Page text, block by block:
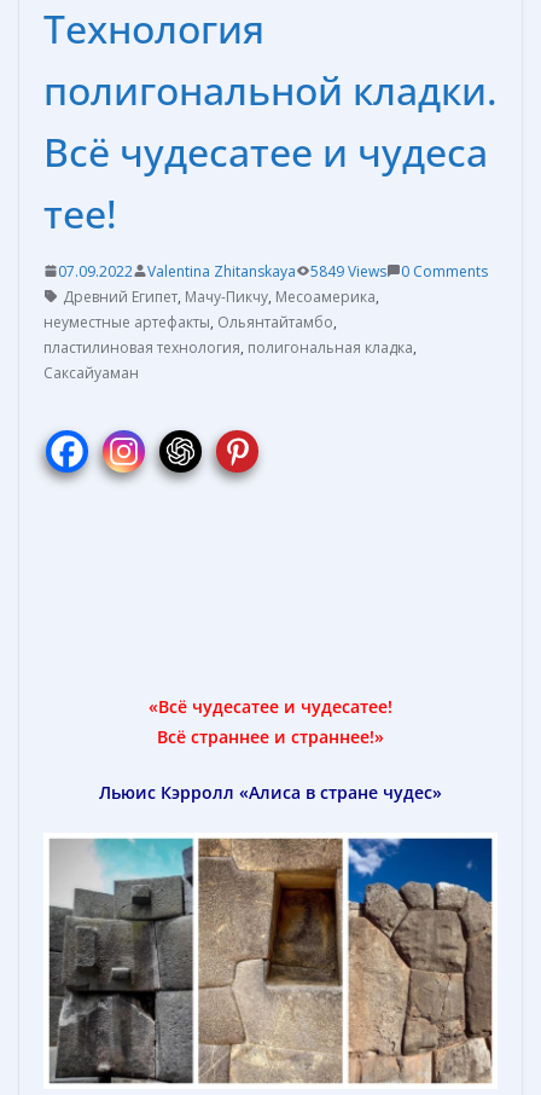
Технология
полигональной кладки.
Всё чудесатее и чудеса
тее!
07.09.2022 Valentina Zhitanskaya 5849 Views
0 Comments
Древний Египет, Мачу-Пикчу, Месоамерика,
неуместные артефакты, Ольянтайтамбо,
пластилиновая технология, полигональная кладка,
Саксайуаман
«Всё чудесатее и чудесатее!
Всё страннее и страннее!»
Льюис Кэрролл «Алиса в стране чудес»